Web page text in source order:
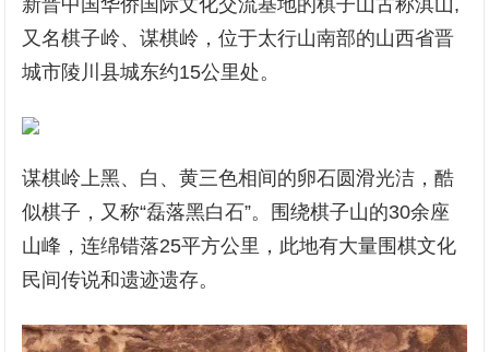
新晋中国华侨国际文化交流基地的棋子山古称淇山,
又名棋子岭、谋棋岭，位于太行山南部的山西省晋
城市陵川县城东约15公里处。
谋棋岭上黑、白、黄三色相间的卵石圆滑光洁，酷
似棋子，又称“磊落黑白石”。围绕棋子山的30余座
山峰，连绵错落25平方公里，此地有大量围棋文化
民间传说和遗迹遗存。